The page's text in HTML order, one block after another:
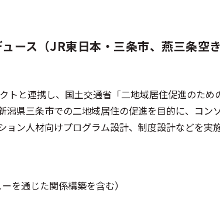
ース（JR東日本・三条市、燕三条空
トと連携し、国土交通省「二地域居住促進のため
潟県三条市での二地域居住の促進を目的に、コン
ン人材向けプログラム設計、制度設計などを実施
を通じた関係構築を含む）